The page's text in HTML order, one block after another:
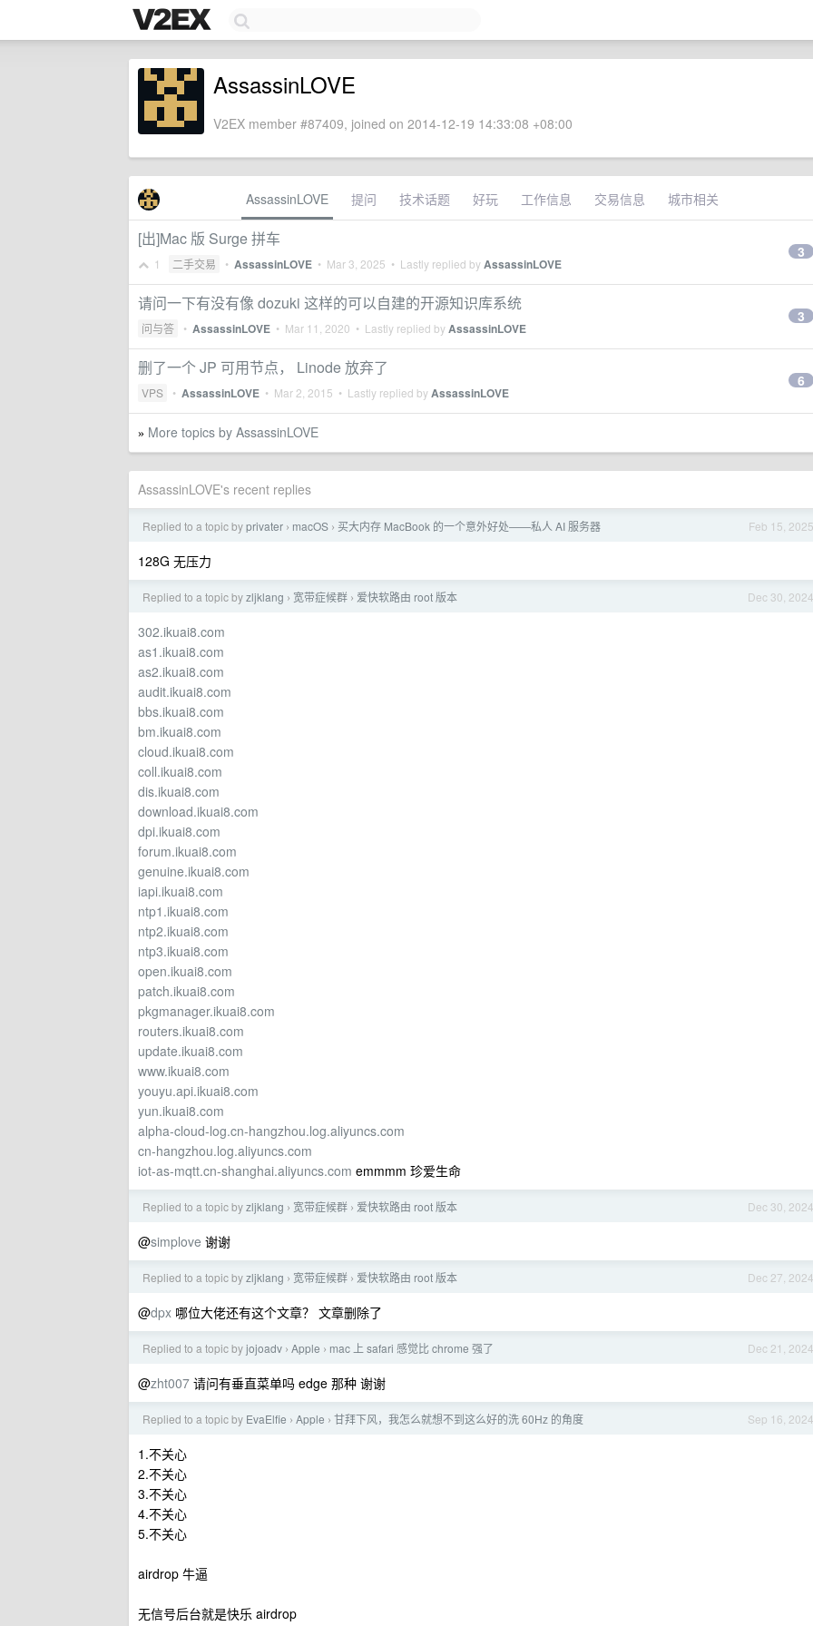
AssassinLOVE
V2EX member #87409, joined on 2014-12-19 14:33:08 +08:00
AssassinLOVE 提问 技术话题 好玩 工作信息 交易信息 城市相关
[出]Mac 版 Surge 拼车
1 二手交易 • AssassinLOVE • Mar 3, 2025 • Lastly replied byAssassinLOVE
3
请问一下有没有像 dozuki 这样的可以自建的开源知识库系统
问与答 • AssassinLOVE • Mar 11, 2020 • Lastly replied byAssassinLOVE
3
删了一个 JP 可用节点， Linode 放弃了
VPS • AssassinLOVE • Mar 2, 2015 • Lastly replied byAssassinLOVE
6
» More topics by AssassinLOVE
AssassinLOVE's recent replies
Feb 15, 2025
Replied to a topic byprivater › macOS › 买大内存 MacBook 的一个意外好处——私人 AI 服务器
128G 无压力
Dec 30, 2024
Replied to a topic byzljklang › 宽带症候群 › 爱快软路由 root 版本
302.ikuai8.com
as1.ikuai8.com
as2.ikuai8.com
audit.ikuai8.com
bbs.ikuai8.com
bm.ikuai8.com
cloud.ikuai8.com
coll.ikuai8.com
dis.ikuai8.com
download.ikuai8.com
dpi.ikuai8.com
forum.ikuai8.com
genuine.ikuai8.com
iapi.ikuai8.com
ntp1.ikuai8.com
ntp2.ikuai8.com
ntp3.ikuai8.com
open.ikuai8.com
patch.ikuai8.com
pkgmanager.ikuai8.com
routers.ikuai8.com
update.ikuai8.com
www.ikuai8.com
youyu.api.ikuai8.com
yun.ikuai8.com
alpha-cloud-log.cn-hangzhou.log.aliyuncs.com
cn-hangzhou.log.aliyuncs.com
iot-as-mqtt.cn-shanghai.aliyuncs.com emmmm 珍爱生命
Dec 30, 2024
Replied to a topic byzljklang › 宽带症候群 › 爱快软路由 root 版本
@simplove 谢谢
Dec 27, 2024
Replied to a topic byzljklang › 宽带症候群 › 爱快软路由 root 版本
@dpx 哪位大佬还有这个文章？ 文章删除了
Dec 21, 2024
Replied to a topic byjojoadv › Apple › mac 上 safari 感觉比 chrome 强了
@zht007 请问有垂直菜单吗 edge 那种 谢谢
Sep 16, 2024
Replied to a topic by EvaElfie › Apple › ​甘拜下风，我怎么就想不到这么好的洗 60Hz 的角度
1.不关心
2.不关心
3.不关心
4.不关心
5.不关心
airdrop 牛逼
无信号后台就是快乐 airdrop